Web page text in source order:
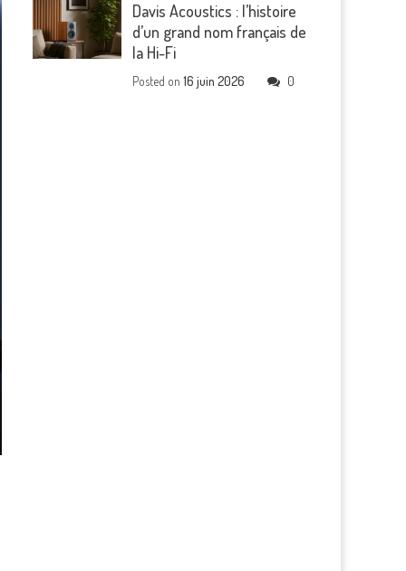
Davis Acoustics : l’histoire
d’un grand nom français de
la Hi-Fi
Posted on16 juin 2026 0